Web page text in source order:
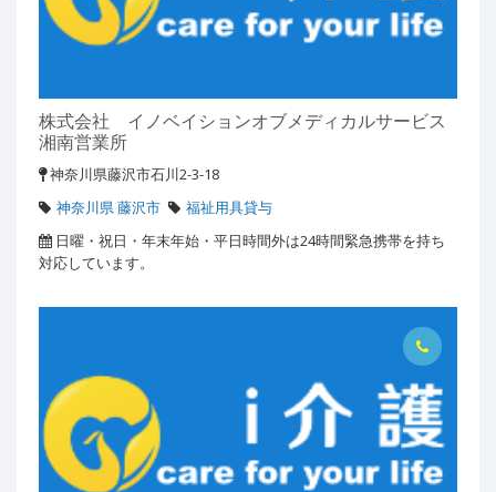
株式会社 イノベイションオブメディカルサービス
湘南営業所
神奈川県藤沢市石川2-3-18
神奈川県 藤沢市
福祉用具貸与
日曜・祝日・年末年始・平日時間外は24時間緊急携帯を持ち
対応しています。